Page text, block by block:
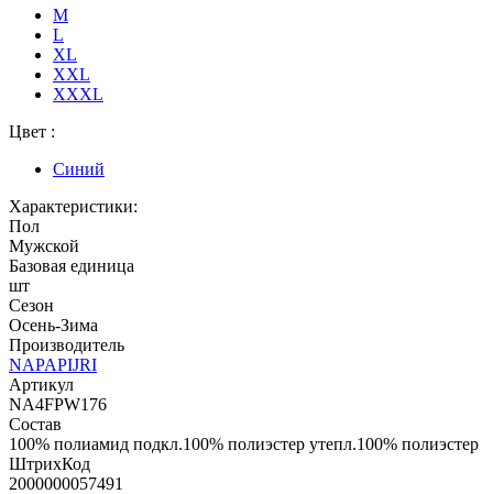
M
L
XL
XXL
XXXL
Цвет :
Синий
Характеристики:
Пол
Мужской
Базовая единица
шт
Сезон
Осень-Зима
Производитель
NAPAPIJRI
Артикул
NA4FPW176
Состав
100% полиамид подкл.100% полиэстер утепл.100% полиэстер
ШтрихКод
2000000057491